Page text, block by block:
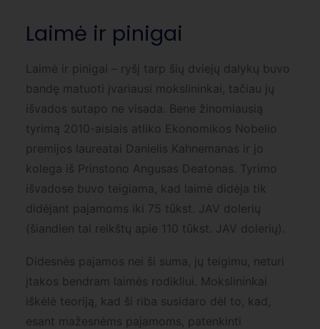
Laimė ir pinigai
Laimė ir pinigai – ryšį tarp šių dviejų dalykų buvo
bandę matuoti įvariausi mokslininkai, tačiau jų
išvados sutapo ne visada. Bene žinomiausią
tyrimą 2010-aisiais atliko Ekonomikos Nobelio
premijos laureatai Danielis Kahnemanas ir jo
kolega iš Prinstono Angusas Deatonas. Tyrimo
išvadose buvo teigiama, kad laimė didėja tik
didėjant pajamoms iki 75 tūkst. JAV dolerių
(šiandien tai reikštų apie 110 tūkst. JAV dolerių).
Didesnės pajamos nei ši suma, jų teigimu, neturi
įtakos bendram laimės rodikliui. Mokslininkai
iškėlė teoriją, kad ši riba susidaro dėl to, kad,
esant mažesnėms pajamoms, patenkinti